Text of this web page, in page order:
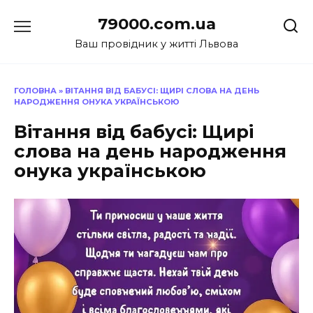
до
79000.com.ua
Ваш провідник у житті Львова
ГОЛОВНА » ВІТАННЯ ВІД БАБУСІ: ЩИРІ СЛОВА НА ДЕНЬ
НАРОДЖЕННЯ ОНУКА УКРАЇНСЬКОЮ
Вітання від бабусі: Щирі
слова на день народження
онука українською